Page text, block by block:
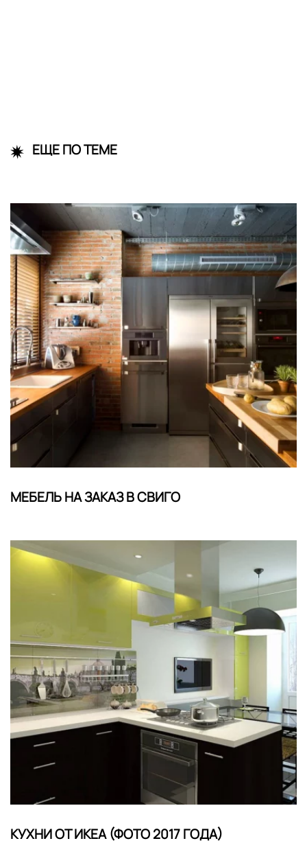
ЕЩЕ ПО ТЕМЕ
МЕБЕЛЬ НА ЗАКАЗ В СВИГО
КУХНИ ОТ ИКЕА (ФОТО 2017 ГОДА)